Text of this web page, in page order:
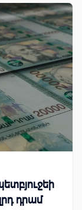
դրամ